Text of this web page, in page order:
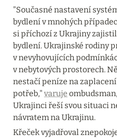
"Současné nastavení
bydlení v mnohých
si příchozí z Ukrajiny
bydlení. Ukrajinské rodiny
v nevyhovujících
v nebytových prostorech.
nestačí peníze na
potřeb," varuje
Ukrajinci řeší svou situaci
návratem na Ukrajinu.
Křeček vyjadřoval